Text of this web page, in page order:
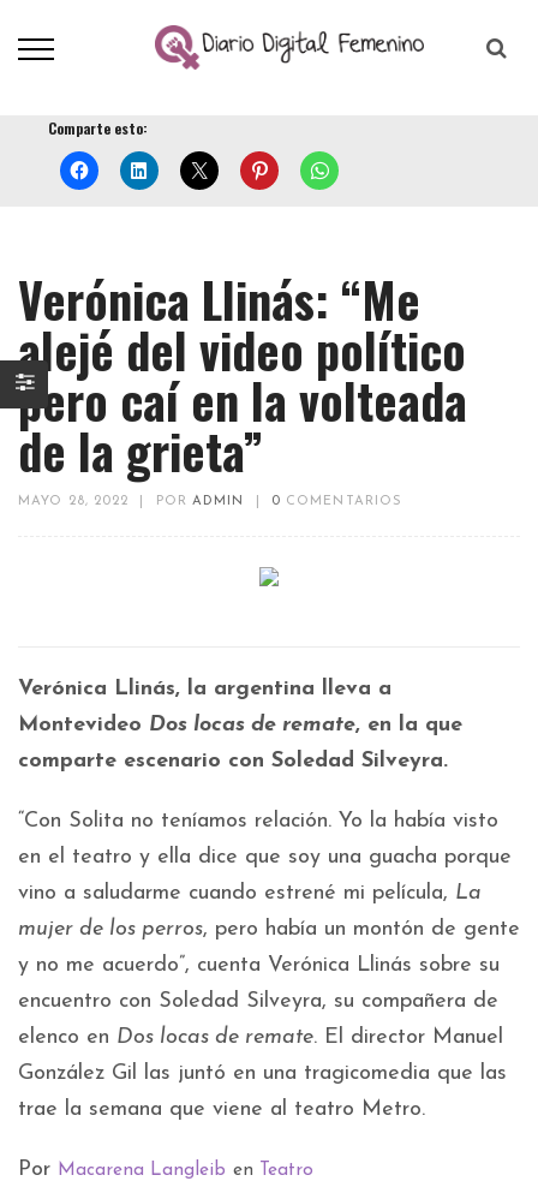
Comparte esto:
Verónica Llinás: “Me
alejé del video político
pero caí en la volteada
de la grieta”
MAYO 28, 2022 PORADMIN 0 COMENTARIOS
Verónica Llinás, la argentina lleva a
Montevideo Dos locas de remate, en la que
comparte escenario con Soledad Silveyra.
“Con Solita no teníamos relación. Yo la había visto
en el teatro y ella dice que soy una guacha porque
vino a saludarme cuando estrené mi película, La
mujer de los perros, pero había un montón de gente
y no me acuerdo”, cuenta Verónica Llinás sobre su
encuentro con Soledad Silveyra, su compañera de
elenco en Dos locas de remate. El director Manuel
González Gil las juntó en una tragicomedia que las
trae la semana que viene al teatro Metro.
Por Macarena Langleib en Teatro